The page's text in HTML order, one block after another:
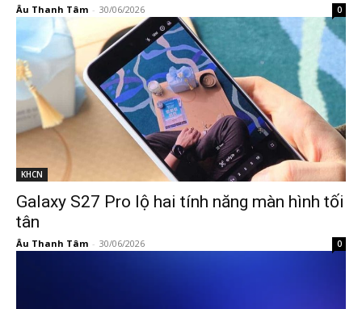
Âu Thanh Tâm - 30/06/2026 0
KHCN
Galaxy S27 Pro lộ hai tính năng màn hình tối
tân
Âu Thanh Tâm - 30/06/2026 0